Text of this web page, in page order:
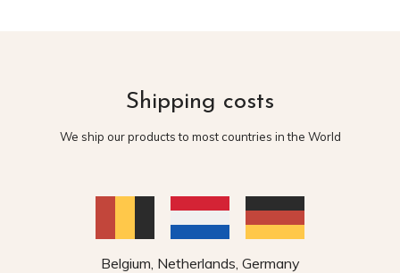
Shipping costs
We ship our products to most countries in the World
Belgium, Netherlands, Germany